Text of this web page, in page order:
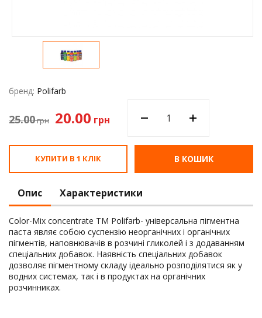
бренд: Polifarb
25.00грн 20.00 грн
КУПИТИ В 1 КЛІК В КОШИК
Опис Характеристики
Color-Mix concentrate ТМ Polifarb- універсальна пігментна
паста являє собою суспензію неорганічних і органічних
пігментів, наповнювачів в розчині гликолей і з додаванням
спеціальних добавок. Наявність спеціальних добавок
дозволяє пігментному складу ідеально розподілятися як у
водних системах, так і в продуктах на органічних
розчинниках.